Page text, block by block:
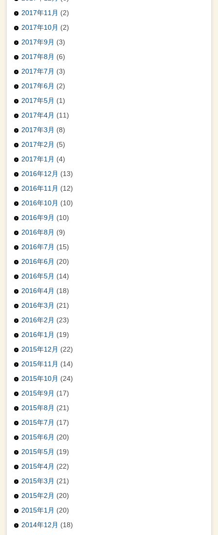
2017年11月 (2)
2017年10月 (2)
2017年9月 (3)
2017年8月 (6)
2017年7月 (3)
2017年6月 (2)
2017年5月 (1)
2017年4月 (11)
2017年3月 (8)
2017年2月 (5)
2017年1月 (4)
2016年12月 (13)
2016年11月 (12)
2016年10月 (10)
2016年9月 (10)
2016年8月 (9)
2016年7月 (15)
2016年6月 (20)
2016年5月 (14)
2016年4月 (18)
2016年3月 (21)
2016年2月 (23)
2016年1月 (19)
2015年12月 (22)
2015年11月 (14)
2015年10月 (24)
2015年9月 (17)
2015年8月 (21)
2015年7月 (17)
2015年6月 (20)
2015年5月 (19)
2015年4月 (22)
2015年3月 (21)
2015年2月 (20)
2015年1月 (20)
2014年12月 (18)